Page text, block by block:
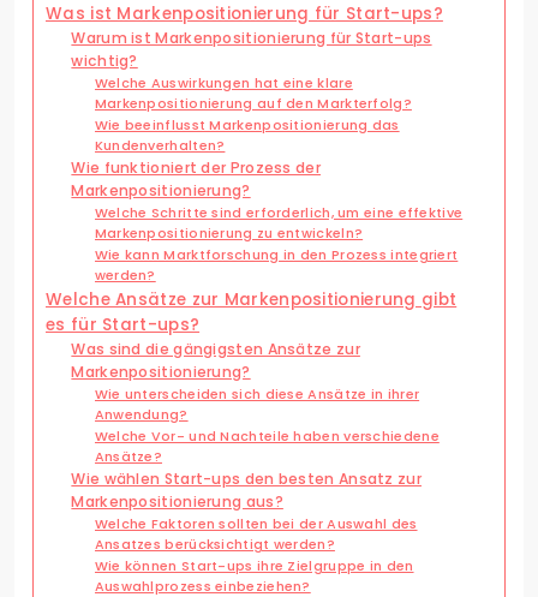
Was ist Markenpositionierung für Start-ups?
Warum ist Markenpositionierung für Start-ups
wichtig?
Welche Auswirkungen hat eine klare
Markenpositionierung auf den Markterfolg?
Wie beeinflusst Markenpositionierung das
Kundenverhalten?
Wie funktioniert der Prozess der
Markenpositionierung?
Welche Schritte sind erforderlich, um eine effektive
Markenpositionierung zu entwickeln?
Wie kann Marktforschung in den Prozess integriert
werden?
Welche Ansätze zur Markenpositionierung gibt
es für Start-ups?
Was sind die gängigsten Ansätze zur
Markenpositionierung?
Wie unterscheiden sich diese Ansätze in ihrer
Anwendung?
Welche Vor- und Nachteile haben verschiedene
Ansätze?
Wie wählen Start-ups den besten Ansatz zur
Markenpositionierung aus?
Welche Faktoren sollten bei der Auswahl des
Ansatzes berücksichtigt werden?
Wie können Start-ups ihre Zielgruppe in den
Auswahlprozess einbeziehen?